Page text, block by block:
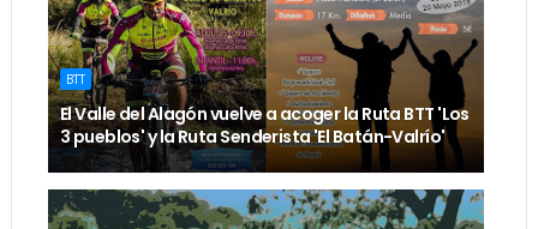
BTT
El Valle del Alagón vuelve a acoger la Ruta BTT 'Los
3 pueblos' y la Ruta Senderista 'El Batán-Valrío'